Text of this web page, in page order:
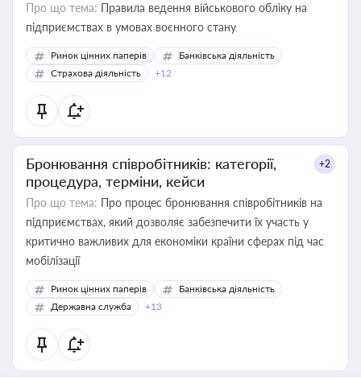
Про що тема: Правила ведення військового обліку на
підприємствах в умовах воєнного стану
Ринок цінних паперів
Банківська діяльність
Страхова діяльність
+12
Бронювання співробітників: категорії,
процедура, терміни, кейси
+2
Про що тема: Про процес бронювання співробітників на
підприємствах, який дозволяє забезпечити їх участь у
критично важливих для економіки країни сферах під час
мобілізації
Ринок цінних паперів
Банківська діяльність
Державна служба
+13